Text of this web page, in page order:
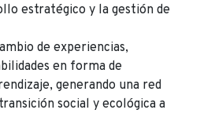
estratégico y la gestión de
de experiencias,
en forma de
generando una red
social y ecológica a